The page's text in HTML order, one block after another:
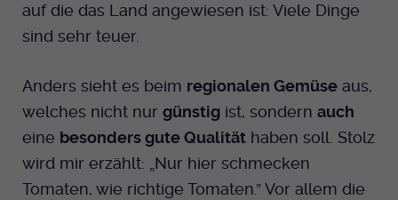
auf die das Land angewiesen ist: Viele Dinge
sind sehr teuer.
Anders sieht es beim regionalen Gemüse aus,
welches nicht nur günstig ist, sondern auch
eine besonders gute Qualität haben soll. Stolz
wird mir erzählt: „Nur hier schmecken
Tomaten, wie richtige Tomaten.” Vor allem die